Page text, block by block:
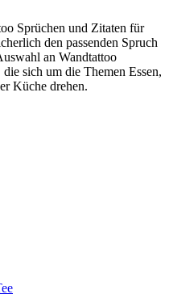
Sprüchen und Zitaten für
den passenden Spruch
an Wandtattoo
sich um die Themen Essen,
Küche drehen.